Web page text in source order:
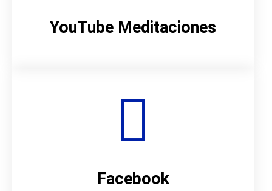
YouTube Meditaciones
Facebook